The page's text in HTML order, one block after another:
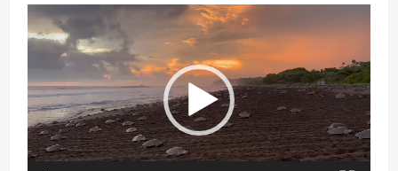
Reproductor
de
vídeo